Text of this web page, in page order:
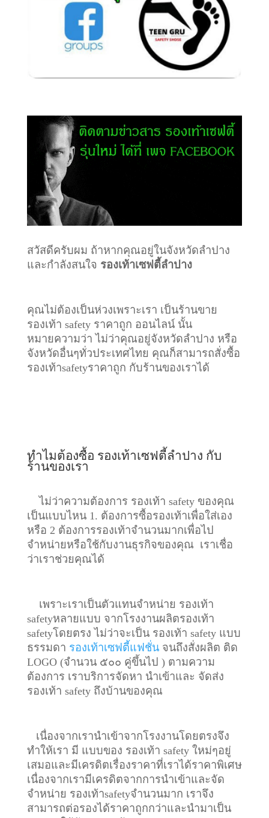
สวัสดีครับผม ถ้าหากคุณอยู่ในจังหวัดลำปาง
และกำลังสนใจ รองเท้าเซฟตี้ลำปาง
คุณไม่ต้องเป็นห่วงเพราะเรา เป็นร้านขาย
รองเท้า safety ราคาถูก ออนไลน์ นั้น
หมายความว่า ไม่ว่าคุณอยู่จังหวัดลำปาง หรือ
จังหวัดอื่นๆทั่วประเทศไทย คุณก็สามารถสั่งซื้อ
รองเท้าsafetyราคาถูก กับร้านของเราได้
ทำไมต้องซื้อ รองเท้าเซฟตี้ลำปาง กับ
ร้านของเรา
ไม่ว่าความต้องการ รองเท้า safety ของคุณ
เป็นแบบไหน 1. ต้องการซื้อรองเท้าเพื่อใส่เอง
หรือ 2 ต้องการรองเท้าจำนวนมากเพื่อไป
จำหน่ายหรือใช้กับงานธุรกิจของคุณ เราเชื่อ
ว่าเราช่วยคุณได้
เพราะเราเป็นตัวแทนจำหน่าย รองเท้า
safetyหลายแบบ จากโรงงานผลิตรองเท้า
safetyโดยตรง ไม่ว่าจะเป็น รองเท้า safety แบบ
ธรรมดา รองเท้าเซฟตี้แฟชั่นจนถึงสั่งผลิต ติด
LOGO (จำนวน ๕๐๐ คู่ขึ้นไป ) ตามความ
ต้องการ เราบริการจัดหา นำเข้าและ จัดส่ง
รองเท้า safety ถึงบ้านของคุณ
เนื่องจากเรานำเข้าจากโรงงานโดยตรงจึง
ทำให้เรา มี แบบของ รองเท้า safety ใหม่ๆอยู่
เสมอและมีเครดิตเรื่องราคาที่เราได้ราคาพิเศษ
เนื่องจากเรามีเครดิตจากการนำเข้าและจัด
จำหน่าย รองเท้าsafetyจำนวนมาก เราจึง
สามารถต่อรองได้ราคาถูกกว่าและนำมาเป็น